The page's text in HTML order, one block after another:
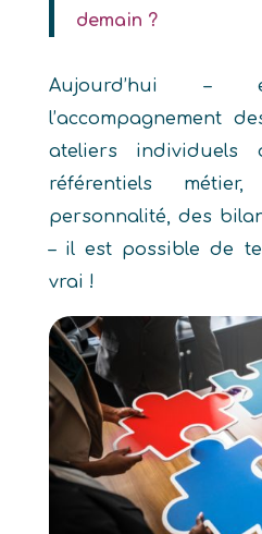
demain ?
Aujourd’hui
l’accompagnement
ateliers individuels
référentiels
personnalité, des
– il est possible de
vrai !